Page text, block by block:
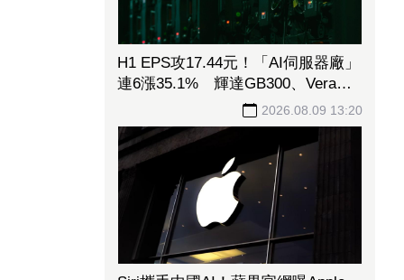
H1 EPS攻17.44元！「AI伺服器廠」
連6漲35.1% 輝達GB300、Vera
Rubin挹注訂單看到明年2026.08.09 13:20